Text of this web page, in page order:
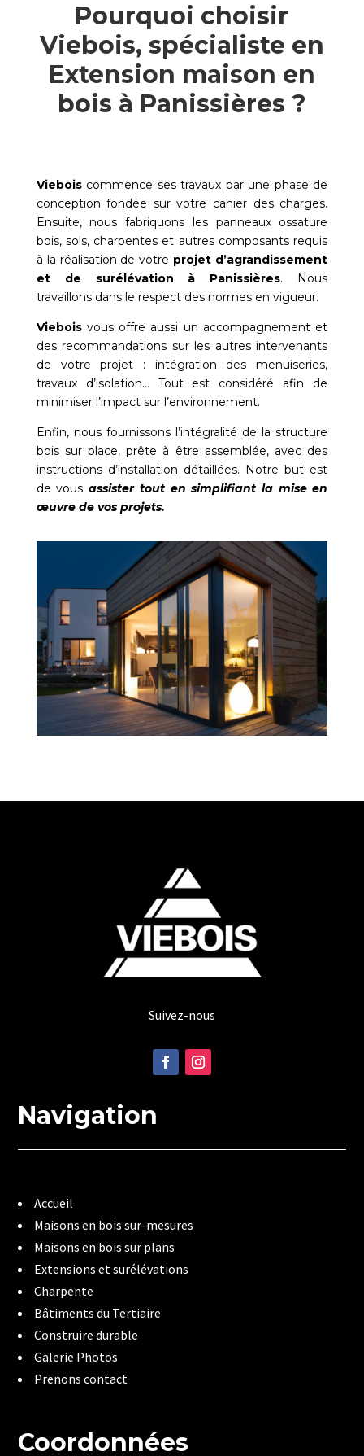
Pourquoi choisir
Viebois, spécialiste en
Extension maison en
bois à Panissières ?
Vieboiscommence ses travaux par une phase de
conception fondée sur votre cahier des charges.
Ensuite, nous fabriquons les panneaux ossature
bois, sols, charpentes et autres composants requis
à la réalisation de votre projet d’agrandissement
et de surélévation à
Panissières. Nous
travaillons dans le respect des normes en vigueur.
Vieboisvous offre aussi un accompagnement et
des recommandations sur les autres intervenants
de votre projet : intégration des menuiseries,
travaux d’isolation… Tout est considéré afin de
minimiser l’impact sur l’environnement.
Enfin, nous fournissons l’intégralité de la structure
bois sur place, prête à être assemblée, avec des
instructions d’installation détaillées. Notre but est
de vousassister tout en simplifiant la mise en
œuvre de vos projets.
Suivez-nous
Navigation
Accueil
Maisons en bois sur-mesures
Maisons en bois sur plans
Extensions et surélévations
Charpente
Bâtiments du Tertiaire
Construire durable
Galerie Photos
Prenons contact
Coordonnées